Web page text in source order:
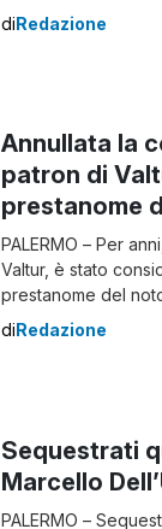
eseguito un
diRedazione
Annullata la
patron di
prestanome
PALERMO – Per
Valtur, è stato
prestanome del
Denaro. Tuttavia,
diRedazione
Sequestrati
Marcello
PALERMO –